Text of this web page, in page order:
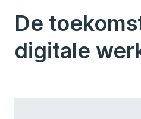
De
digitale